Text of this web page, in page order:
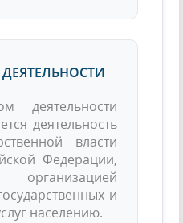
деятельности
деятельность
власти
Федерации,
и
населению.